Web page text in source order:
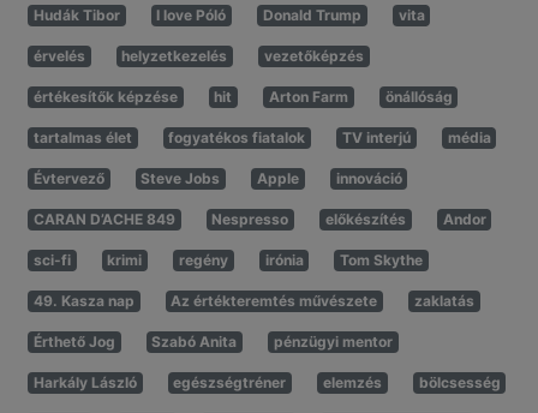
Hudák Tibor I love Póló Donald Trump vita
érvelés helyzetkezelés vezetőképzés
értékesítők képzése hit Arton Farm önállóság
tartalmas élet fogyatékos fiatalok TV interjú média
Évtervező Steve Jobs Apple innováció
CARAN D’ACHE 849 Nespresso előkészítés Andor
sci-fi krimi regény irónia Tom Skythe
49. Kasza nap Az értékteremtés művészete zaklatás
Érthető Jog Szabó Anita pénzügyi mentor
Harkály László egészségtréner elemzés bölcsesség